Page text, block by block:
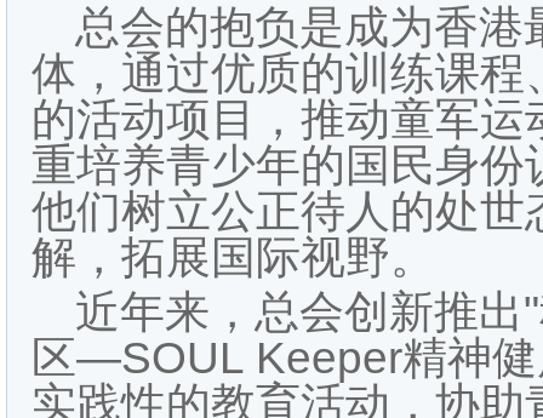
总会的抱负是成为香
体，通过优质的训练课
的活动项目，推动童军
重培养青少年的国民身
他们树立公正待人的处
解，拓展国际视野。
近年来，总会创新推
区—SOUL Keeper精神
实践性的教育活动，协